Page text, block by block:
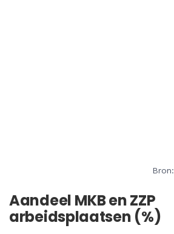
Bron:
Aandeel MKB en ZZP
arbeidsplaatsen (%)